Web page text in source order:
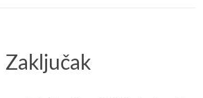
Zaključak